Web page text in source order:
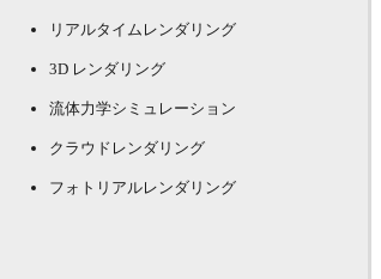
リアルタイムレンダリング
3D レンダリング
流体力学シミュレーション
クラウドレンダリング
フォトリアルレンダリング